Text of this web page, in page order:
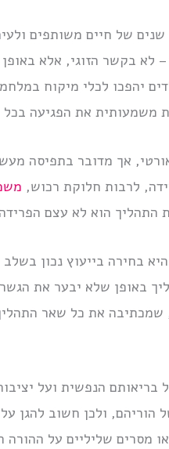
שנים של חיים משותפים
לא בקשר הזוגי, אלא
יהפכו לכלי מיקוח
משמעותית את הפגיעה בכל
אך מדובר בתפיסה
לרבות חלוקת רכוש,
התהליך הוא לא עצם
בחירה בייעוץ נכון
באופן שלא יבער את
שמכתיבה את כל שאר
הנפשית ועל
הוריהם, ולכן חשוב להגן
מסרים שליליים על ההורה